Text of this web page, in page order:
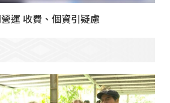
運 收費、個資引疑慮